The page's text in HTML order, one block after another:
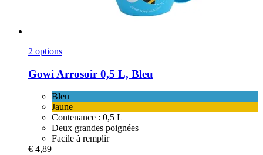
2 options
Gowi Arrosoir 0,5 L, Bleu
Bleu
Jaune
Contenance : 0,5 L
Deux grandes poignées
Facile à remplir
€ 4,89